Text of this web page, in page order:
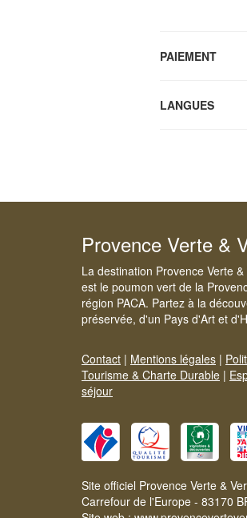
PAIEMENT
LANGUES
Provence Verte &
La destination Provence Verte
est le poumon vert de la
région PACA. Partez à la
préservée, d'un Pays d'Art et
Contact | Mentions légales |
Tourisme & Charte Durable |
séjour
Site officiel Provence Verte &
Carrefour de l'Europe - 83170